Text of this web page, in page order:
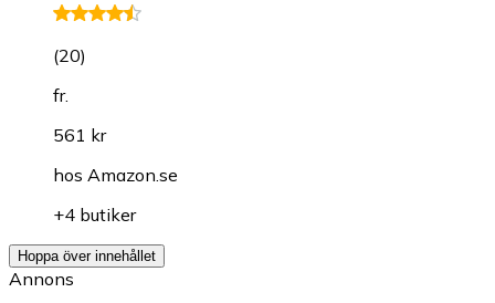
(20)
fr.
561 kr
hos Amazon.se
+4 butiker
Hoppa över innehållet
Annons